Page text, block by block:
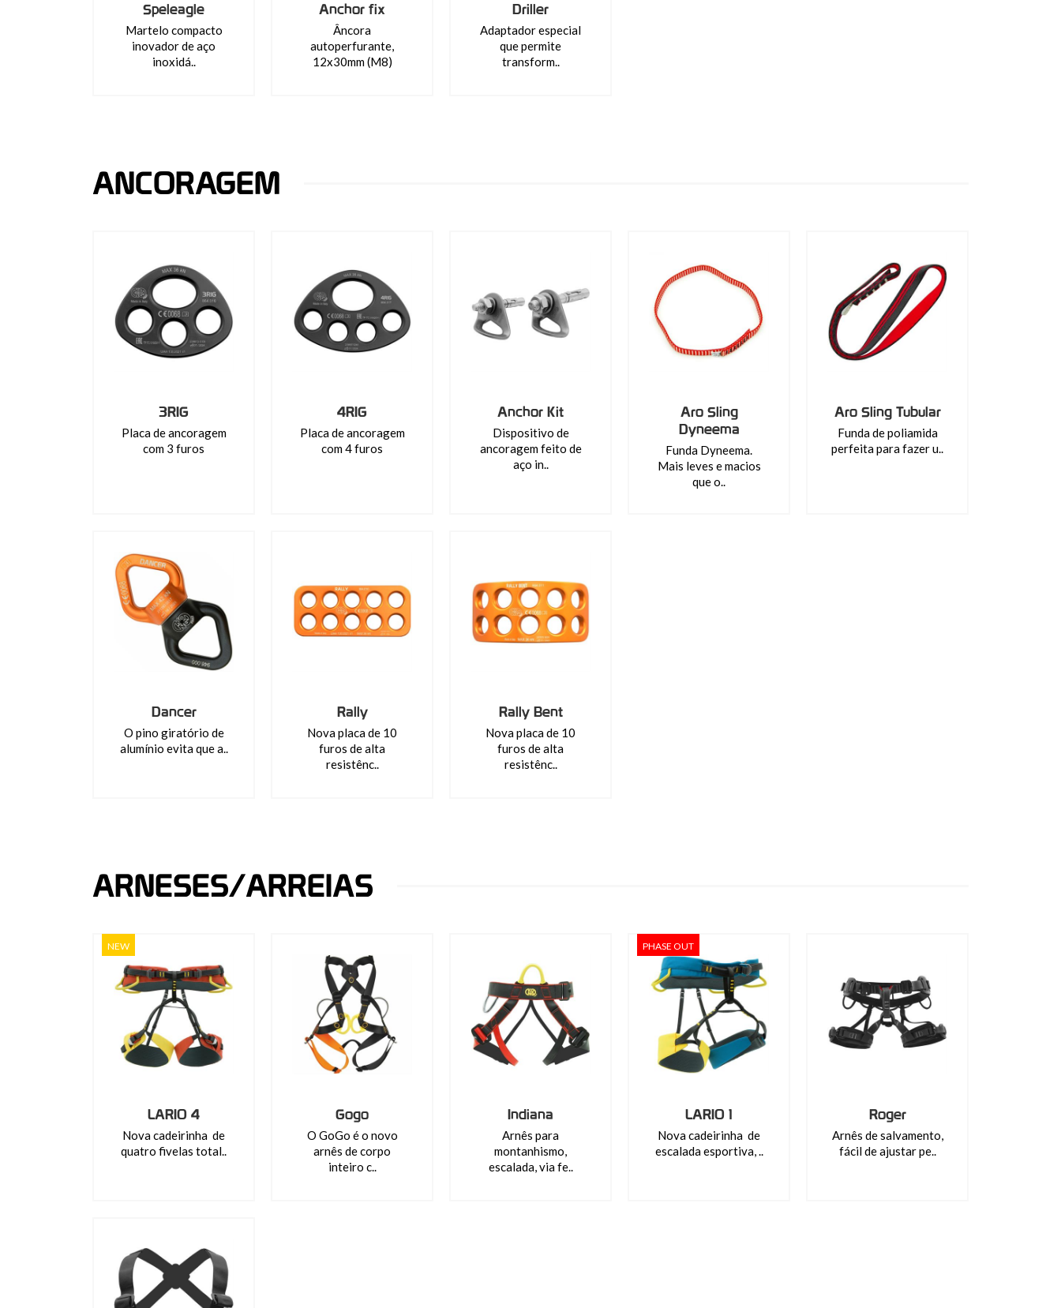
Speleagle
Martelo compacto
inovador de aço
inoxidá..
Anchor fix
Âncora
autoperfurante,
12x30mm (M8)
Driller
Adaptador especial
que permite
transform..
ANCORAGEM
3RIG
Placa de ancoragem
com 3 furos
4RIG
Placa de ancoragem
com 4 furos
Anchor Kit
Dispositivo de
ancoragem feito de
aço in..
Aro Sling
Dyneema
Funda Dyneema.
Mais leves e macios
que o..
Aro Sling Tubular
Funda de poliamida
perfeita para fazer u..
Dancer
O pino giratório de
alumínio evita que a..
Rally
Nova placa de 10
furos de alta
resistênc..
Rally Bent
Nova placa de 10
furos de alta
resistênc..
ARNESES/ARREIAS
NEW
LARIO 4
Nova cadeirinha de
quatro fivelas total..
Gogo
O GoGo é o novo
arnês de corpo
inteiro c..
Indiana
Arnês para
montanhismo,
escalada, via fe..
PHASE OUT
LARIO 1
Nova cadeirinha de
escalada esportiva, ..
Roger
Arnês de salvamento,
fácil de ajustar pe..